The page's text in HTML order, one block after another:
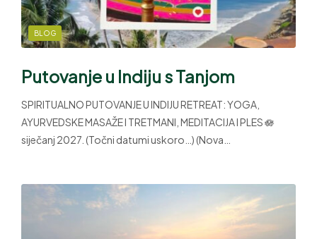
BLOG
Putovanje u Indiju s Tanjom
SPIRITUALNO PUTOVANJE U INDIJU RETREAT: YOGA,
AYURVEDSKE MASAŽE I TRETMANI, MEDITACIJA I PLES 🪷
siječanj 2027. (Točni datumi uskoro…) (Nova…